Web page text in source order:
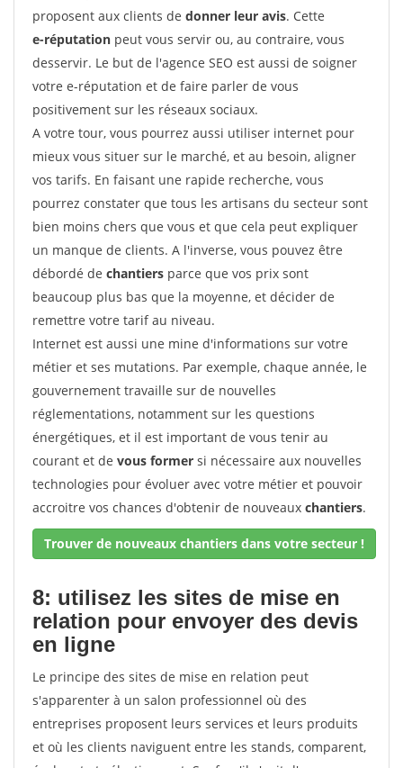
proposent aux clients de donner leur avis. Cette
e-réputation peut vous servir ou, au contraire, vous
desservir. Le but de l'agence SEO est aussi de soigner
votre e-réputation et de faire parler de vous
positivement sur les réseaux sociaux.
A votre tour, vous pourrez aussi utiliser internet pour
mieux vous situer sur le marché, et au besoin, aligner
vos tarifs. En faisant une rapide recherche, vous
pourrez constater que tous les artisans du secteur sont
bien moins chers que vous et que cela peut expliquer
un manque de clients. A l'inverse, vous pouvez être
débordé de chantiers parce que vos prix sont
beaucoup plus bas que la moyenne, et décider de
remettre votre tarif au niveau.
Internet est aussi une mine d'informations sur votre
métier et ses mutations. Par exemple, chaque année, le
gouvernement travaille sur de nouvelles
réglementations, notamment sur les questions
énergétiques, et il est important de vous tenir au
courant et de vous former si nécessaire aux nouvelles
technologies pour évoluer avec votre métier et pouvoir
accroitre vos chances d'obtenir de nouveaux chantiers.
Trouver de nouveaux chantiers dans votre secteur !
8: utilisez les sites de mise en
relation pour envoyer des devis
en ligne
Le principe des sites de mise en relation peut
s'apparenter à un salon professionnel où des
entreprises proposent leurs services et leurs produits
et où les clients naviguent entre les stands, comparent,